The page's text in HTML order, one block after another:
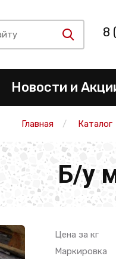
8
Новости и
Главная Каталог
Б/у
Цена за кг
Маркировка